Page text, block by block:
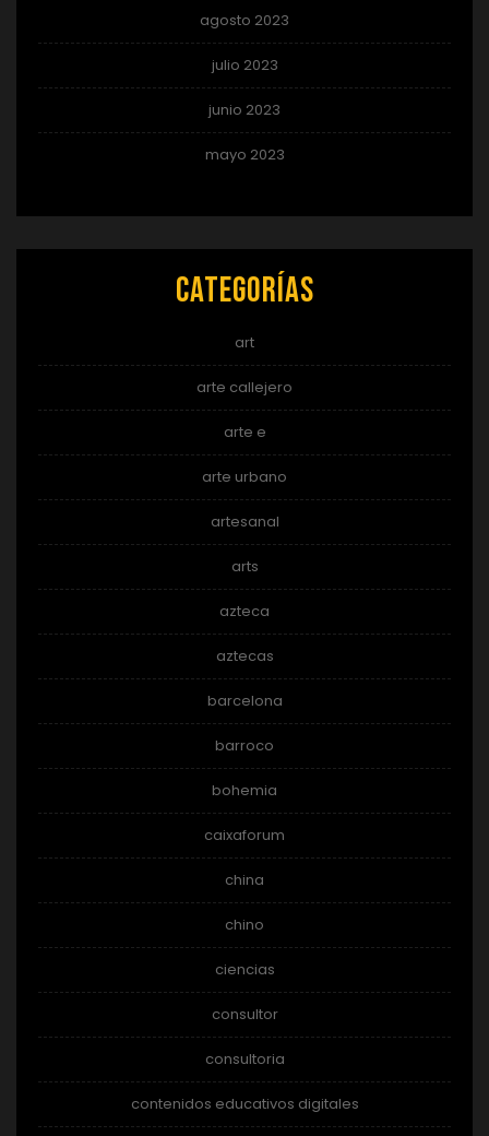
agosto 2023
julio 2023
junio 2023
mayo 2023
Categorías
art
arte callejero
arte e
arte urbano
artesanal
arts
azteca
aztecas
barcelona
barroco
bohemia
caixaforum
china
chino
ciencias
consultor
consultoria
contenidos educativos digitales